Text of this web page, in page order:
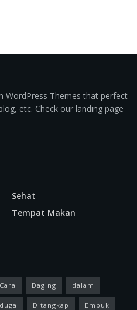
WordPress Themes that perfect
etc. Check our landing page
Sehat
Tempat Makan
Cara Daging dalam
Ditangkap Empuk